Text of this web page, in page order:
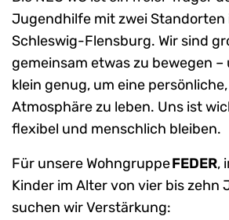
Jugendhilfe mit zwei Standorten
Schleswig-Flensburg. Wir sind
gemeinsam etwas zu bewegen
klein genug, um eine
Atmosphäre zu leben. Uns ist
flexibel und menschlich bleiben.
Für unsere WohngruppeFEDER,
Kinder im Alter von vier bis zehn
suchen wir Verstärkung: